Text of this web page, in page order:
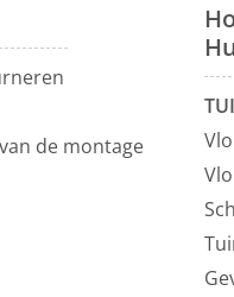
de montage